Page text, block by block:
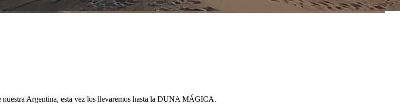
nuestra Argentina, esta vez los llevaremos hasta la DUNA MÁGICA.